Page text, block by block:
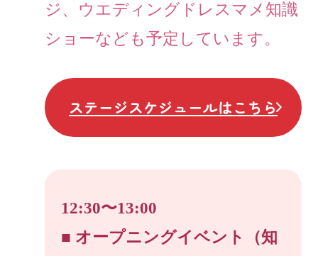
ジ、ウエディングドレスマメ知識
ショーなども予定しています。
ステージスケジュールはこちら
12:30〜13:00
■ オープニングイベント（知